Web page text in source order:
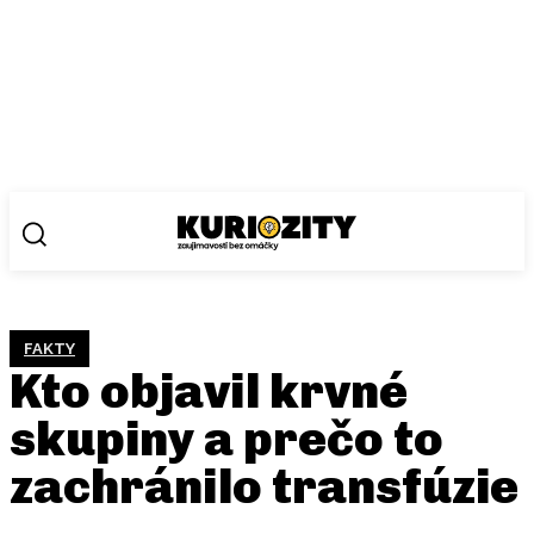
FAKTY
Kto objavil krvné
skupiny a prečo to
zachránilo transfúzie